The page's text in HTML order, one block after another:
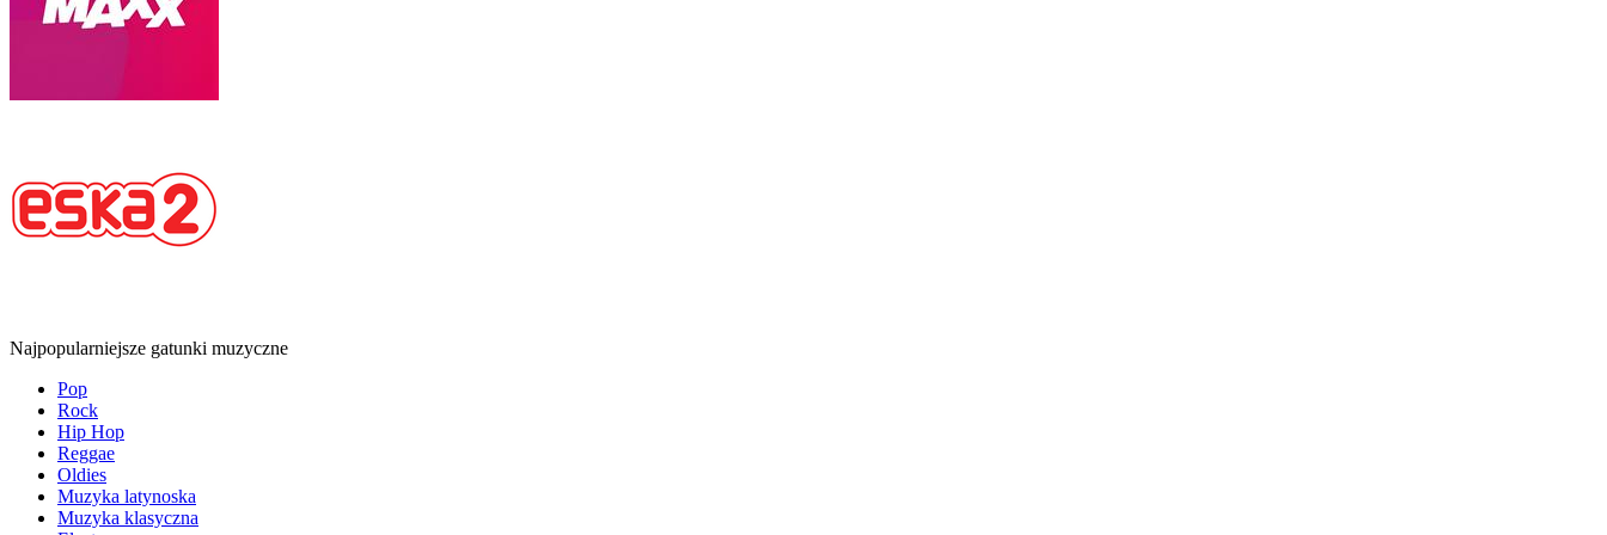
Najpopularniejsze gatunki muzyczne
Pop
Rock
Hip Hop
Reggae
Oldies
Muzyka latynoska
Muzyka klasyczna